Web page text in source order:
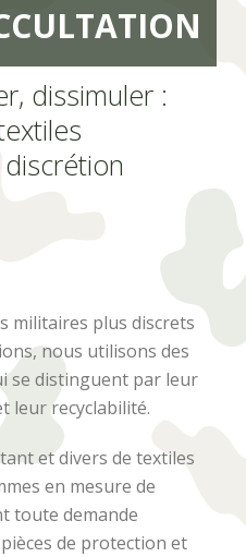
dissimuler :
militaires plus discrets
nous utilisons des
se distinguent par leur
leur recyclabilité.
et divers de textiles
en mesure de
toute demande
de protection et